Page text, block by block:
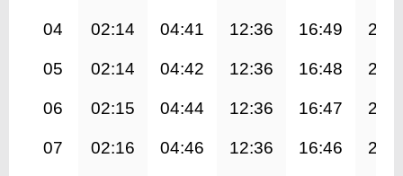
04 02:14 04:41 12:36 16:49
05 02:14 04:42 12:36 16:48
06 02:15 04:44 12:36 16:47
07 02:16 04:46 12:36 16:46